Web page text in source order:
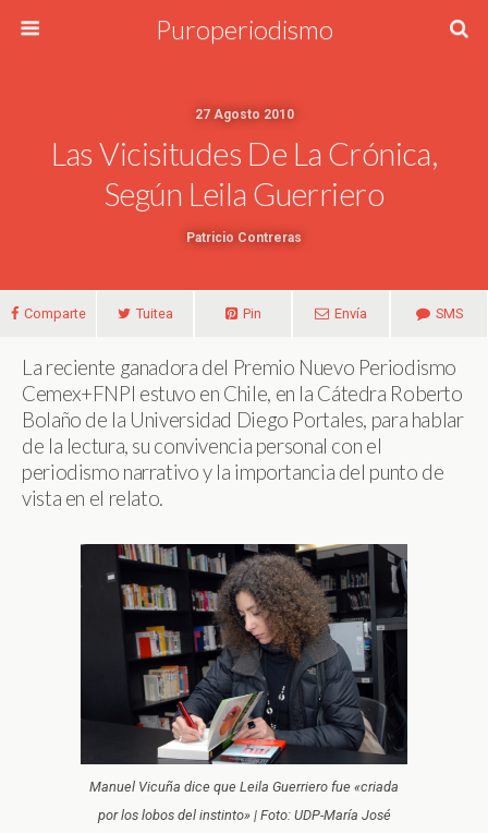
Puroperiodismo
27 Agosto 2010
Las Vicisitudes De La Crónica,
Según Leila Guerriero
Patricio Contreras
Comparte Tuitea Pin Envía SMS
La reciente ganadora del Premio Nuevo Periodismo
Cemex+FNPI estuvo en Chile, en la Cátedra Roberto
Bolaño de la Universidad Diego Portales, para hablar
de la lectura, su convivencia personal con el
periodismo narrativo y la importancia del punto de
vista en el relato.
Manuel Vicuña dice que Leila Guerriero fue «criada
por los lobos del instinto» | Foto: UDP-María José